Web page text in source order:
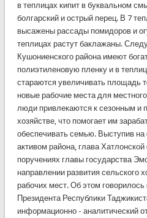
в теплицах кипит в буквальном
болгарский и острый перец. В 7
высажены рассады помидоров и
теплицах растут баклажаны.
Кушониенского района имеют
полиэтиленовую пленку и в
стараются увеличивать площадь
новые рабочие места для
люди привлекаются к сезонным и
хозяйстве, что помогает им
обеспечивать семью. Выступив
активом района, глава
поручениях главы государства
направлении развития сельского
рабочих мест. Об этом
Президента Республики
информационно - аналитический